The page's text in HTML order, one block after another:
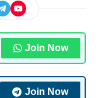
Join Now
Join Now